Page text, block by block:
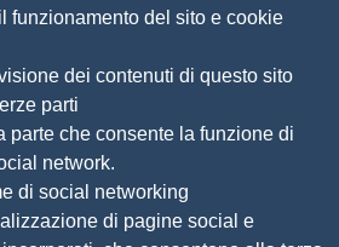
funzionamento del sito e cookie
dei contenuti di questo sito
parti
parte che consente la funzione di
network.
di social networking
di pagine social e